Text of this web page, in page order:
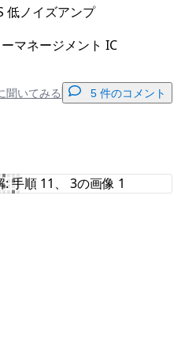
低ノイズアンプ
マネージメント IC
聞いてみる 5 件のコメント